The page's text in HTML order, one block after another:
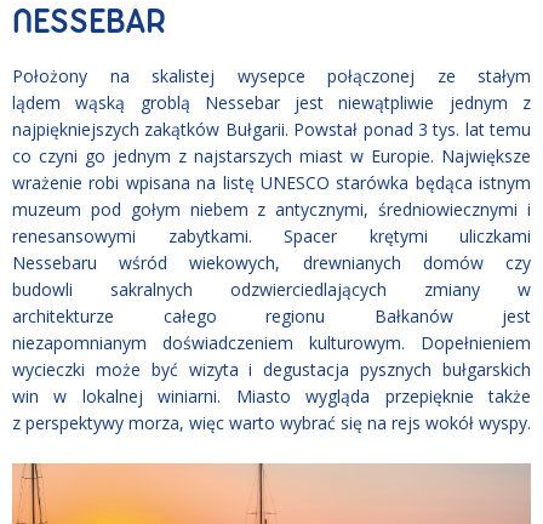
NESSEBAR
Położony na skalistej wysepce połączonej ze stałym
lądem wąską groblą Nessebar jest niewątpliwie jednym z
najpiękniejszych zakątków Bułgarii. Powstał ponad 3 tys. lat temu
co czyni go jednym z najstarszych miast w Europie. Największe
wrażenie robi wpisana na listę UNESCO starówka będąca istnym
muzeum pod gołym niebem z antycznymi, średniowiecznymi i
renesansowymi zabytkami. Spacer krętymi uliczkami
Nessebaru wśród wiekowych, drewnianych domów czy
budowli sakralnych odzwierciedlających zmiany w
architekturze całego regionu Bałkanów jest
niezapomnianym doświadczeniem kulturowym. Dopełnieniem
wycieczki może być wizyta i degustacja pysznych bułgarskich
win w lokalnej winiarni. Miasto wygląda przepięknie także
z perspektywy morza, więc warto wybrać się na rejs wokół wyspy.